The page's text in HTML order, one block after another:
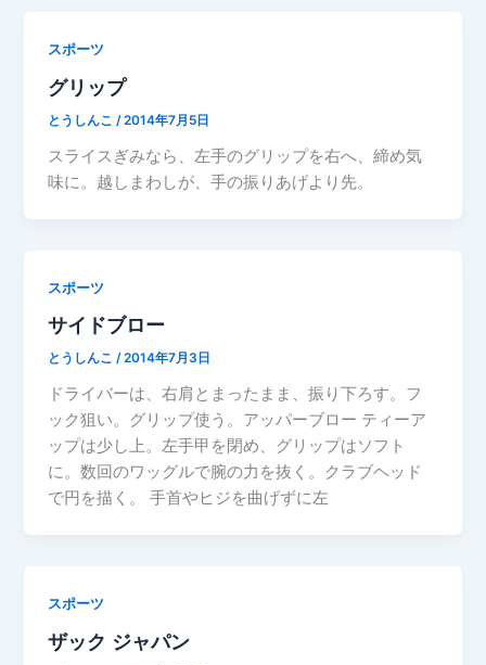
スポーツ
グリップ
とうしんこ /2014年7月5日
スライスぎみなら、左手のグリップを右へ、締め気
味に。越しまわしが、手の振りあげより先。
スポーツ
サイドブロー
とうしんこ/2014年7月3日
ドライバーは、右肩とまったまま、振り下ろす。フ
ック狙い。グリップ使う。アッパーブロー ティーア
ップは少し上。左手甲を閉め、グリップはソフト
に。数回のワッグルで腕の力を抜く。クラブヘッド
で円を描く。 手首やヒジを曲げずに左
スポーツ
ザック ジャパン